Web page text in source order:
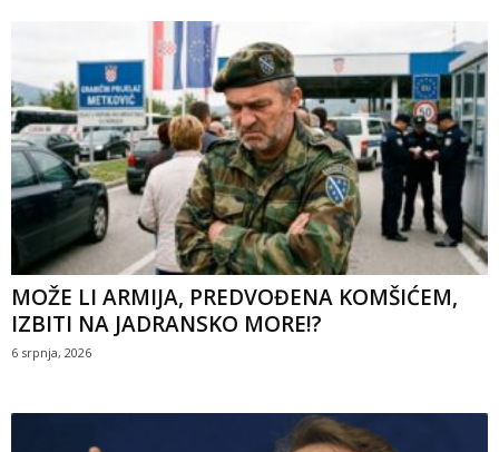
MOŽE LI ARMIJA, PREDVOĐENA KOMŠIĆEM,
IZBITI NA JADRANSKO MORE!?
6 srpnja, 2026